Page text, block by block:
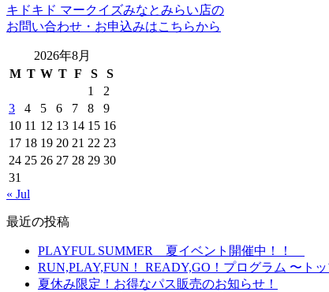
キドキド マークイズみなとみらい店の
お問い合わせ・お申込みはこちらから
2026年8月
M T W T F S
S
1
2
3
4 5 6 7 8
9
10 11 12 13 14 15 16
17 18 19 20 21 22 23
24 25 26 27 28 29 30
31
« Jul
最近の投稿
PLAYFUL SUMMER 夏イベント開催中！！
RUN,PLAY,FUN！ READY,GO！プログラム 〜ト
夏休み限定！お得なパス販売のお知らせ！